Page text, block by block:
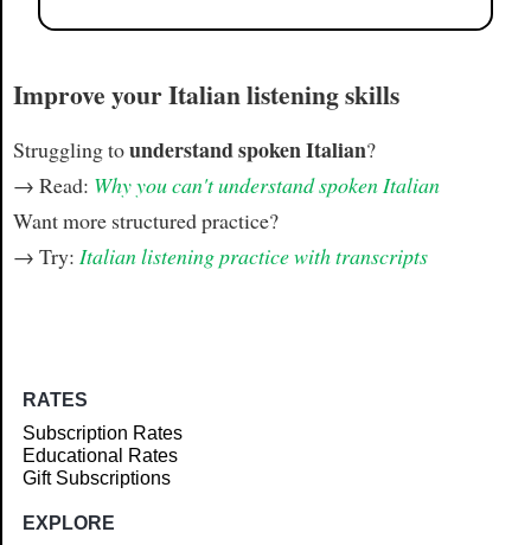
Improve your Italian listening skills
Struggling tounderstand spoken Italian?
→ Read: Why you can't understand spoken Italian
Want more structured practice?
→ Try: Italian listening practice with transcripts
RATES
Subscription Rates
Educational Rates
Gift Subscriptions
EXPLORE